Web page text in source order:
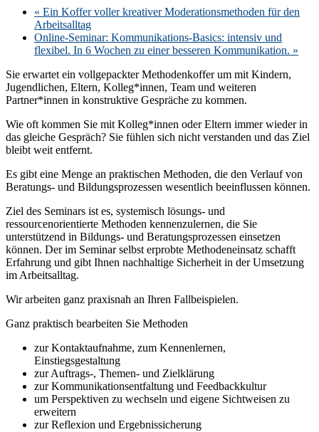
« Ein Koffer voller kreativer Moderationsmethoden für den
Arbeitsalltag
Online-Seminar: Kommunikations-Basics: intensiv und
flexibel. In 6 Wochen zu einer besseren Kommunikation. »
Sie erwartet ein vollgepackter Methodenkoffer um mit Kindern,
Jugendlichen, Eltern, Kolleg*innen, Team und weiteren
Partner*innen in konstruktive Gespräche zu kommen.
Wie oft kommen Sie mit Kolleg*innen oder Eltern immer wieder in
das gleiche Gespräch? Sie fühlen sich nicht verstanden und das Ziel
bleibt weit entfernt.
Es gibt eine Menge an praktischen Methoden, die den Verlauf von
Beratungs- und Bildungsprozessen wesentlich beeinflussen können.
Ziel des Seminars ist es, systemisch lösungs- und
ressourcenorientierte Methoden kennenzulernen, die Sie
unterstützend in Bildungs- und Beratungsprozessen einsetzen
können. Der im Seminar selbst erprobte Methodeneinsatz schafft
Erfahrung und gibt Ihnen nachhaltige Sicherheit in der Umsetzung
im Arbeitsalltag.
Wir arbeiten ganz praxisnah an Ihren Fallbeispielen.
Ganz praktisch bearbeiten Sie Methoden
zur Kontaktaufnahme, zum Kennenlernen,
Einstiegsgestaltung
zur Auftrags-, Themen- und Zielklärung
zur Kommunikationsentfaltung und Feedbackkultur
um Perspektiven zu wechseln und eigene Sichtweisen zu
erweitern
zur Reflexion und Ergebnissicherung